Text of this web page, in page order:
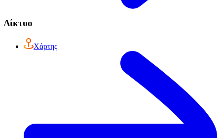
Δίκτυο
Χάρτης